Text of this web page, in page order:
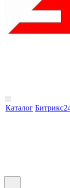
Каталог